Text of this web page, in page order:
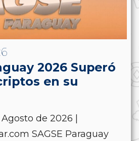
2026 Superó
en su
de 2026 |
SAGSE Paraguay